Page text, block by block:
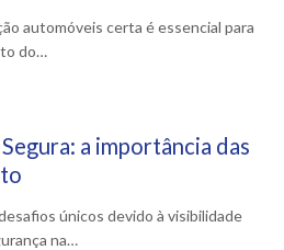
automóveis certa é essencial para
do…
a importância das
únicos devido à visibilidade
na…